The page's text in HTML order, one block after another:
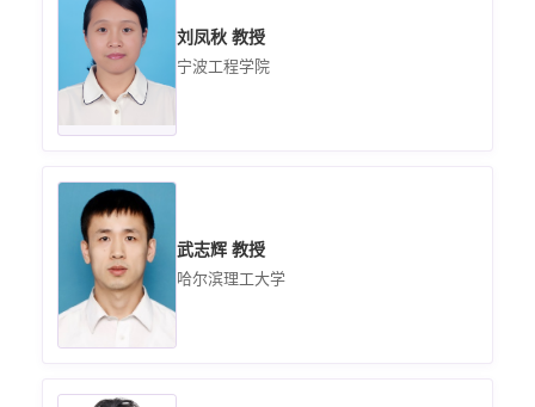
刘凤秋 教授
宁波工程学院
武志辉 教授
哈尔滨理工大学